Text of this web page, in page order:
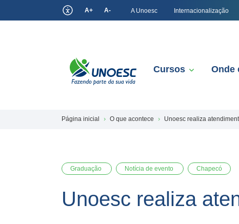
A+ A- A Unoesc Internacionalização
Cursos Onde
Página inicial O que acontece Unoesc realiza
Graduação Notícia de evento Chapecó
Unoesc realiza